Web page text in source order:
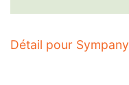
Détail pour Sympany